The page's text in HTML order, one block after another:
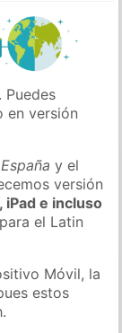
. Puedes
en versión
y el
versión
iPad e incluso
el Latin
Móvil, la
estos